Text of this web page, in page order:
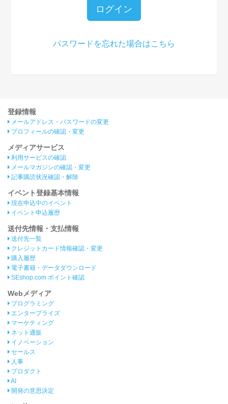
ログイン
パスワードを忘れた場合はこちら
登録情報
メールアドレス・パスワードの変更
プロフィールの確認・変更
メディアサービス
利用サービスの確認
メールマガジンの確認・変更
記事購読状況確認・解除
イベント登録基本情報
現在申込中のイベント
イベント申込履歴
送付先情報・支払情報
送付先一覧
クレジットカード情報確認・変更
購入履歴
電子書籍・データダウンロード
SEshop.com ポイント確認
Webメディア
プログラミング
エンタープライズ
マーケティング
ネット通販
イノベーション
セールス
人事
プロダクト
AI
開発の意思決定